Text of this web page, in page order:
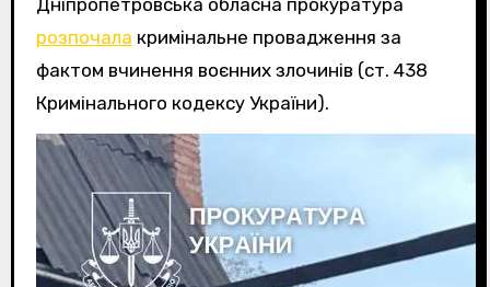
Дніпропетровська обласна прокуратура
розпочала кримінальне провадження за
фактом вчинення воєнних злочинів (ст. 438
Кримінального кодексу України).